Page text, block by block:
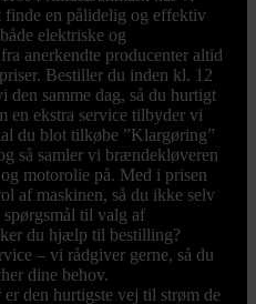
finde en pålidelig og effektiv
elektriske og
anerkendte producenter altid
Bestiller du inden kl. 12
den samme dag, så du hurtigt
en ekstra service tilbyder vi
du blot tilkøbe ”Klargøring”
så samler vi brændekløveren
motorolie på. Med i prisen
af maskinen, så du ikke selv
til valg af
du hjælp til bestilling?
– vi rådgiver gerne, så du
dine behov.
er den hurtigste vej til strøm de